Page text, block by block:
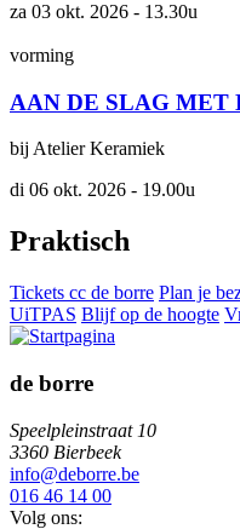
za 03 okt. 2026 - 13.30u
vorming
AAN DE SLAG MET
bij Atelier Keramiek
di 06 okt. 2026 - 19.00u
Praktisch
Tickets cc de borre Plan je
UiTPAS Blijf op de hoogte
de borre
Speelpleinstraat 10
3360 Bierbeek
info@deborre.be
016 46 14 00
Volg ons: